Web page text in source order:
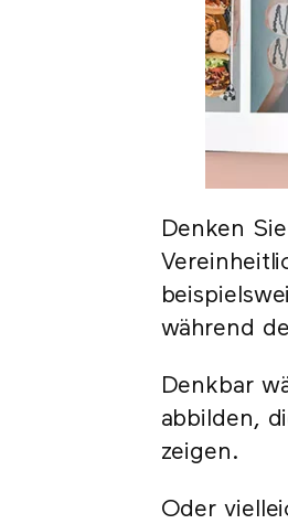
Denken
während
Denkbar
abbilden,
zeigen.
Oder